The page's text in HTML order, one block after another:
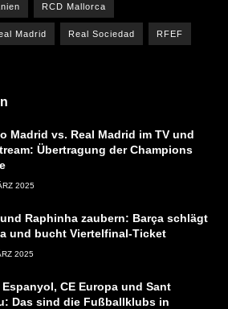
RCD Mallorca
Madrid Real Sociedad RFEF
Madrid vs. Real Madrid im TV und
Übertragung der Champions
2025
und Raphinha zaubern: Barça schlägt
und bucht Viertelfinal-Ticket
2025
Espanyol, CE Europa und Sant
Das sind die Fußballklubs in